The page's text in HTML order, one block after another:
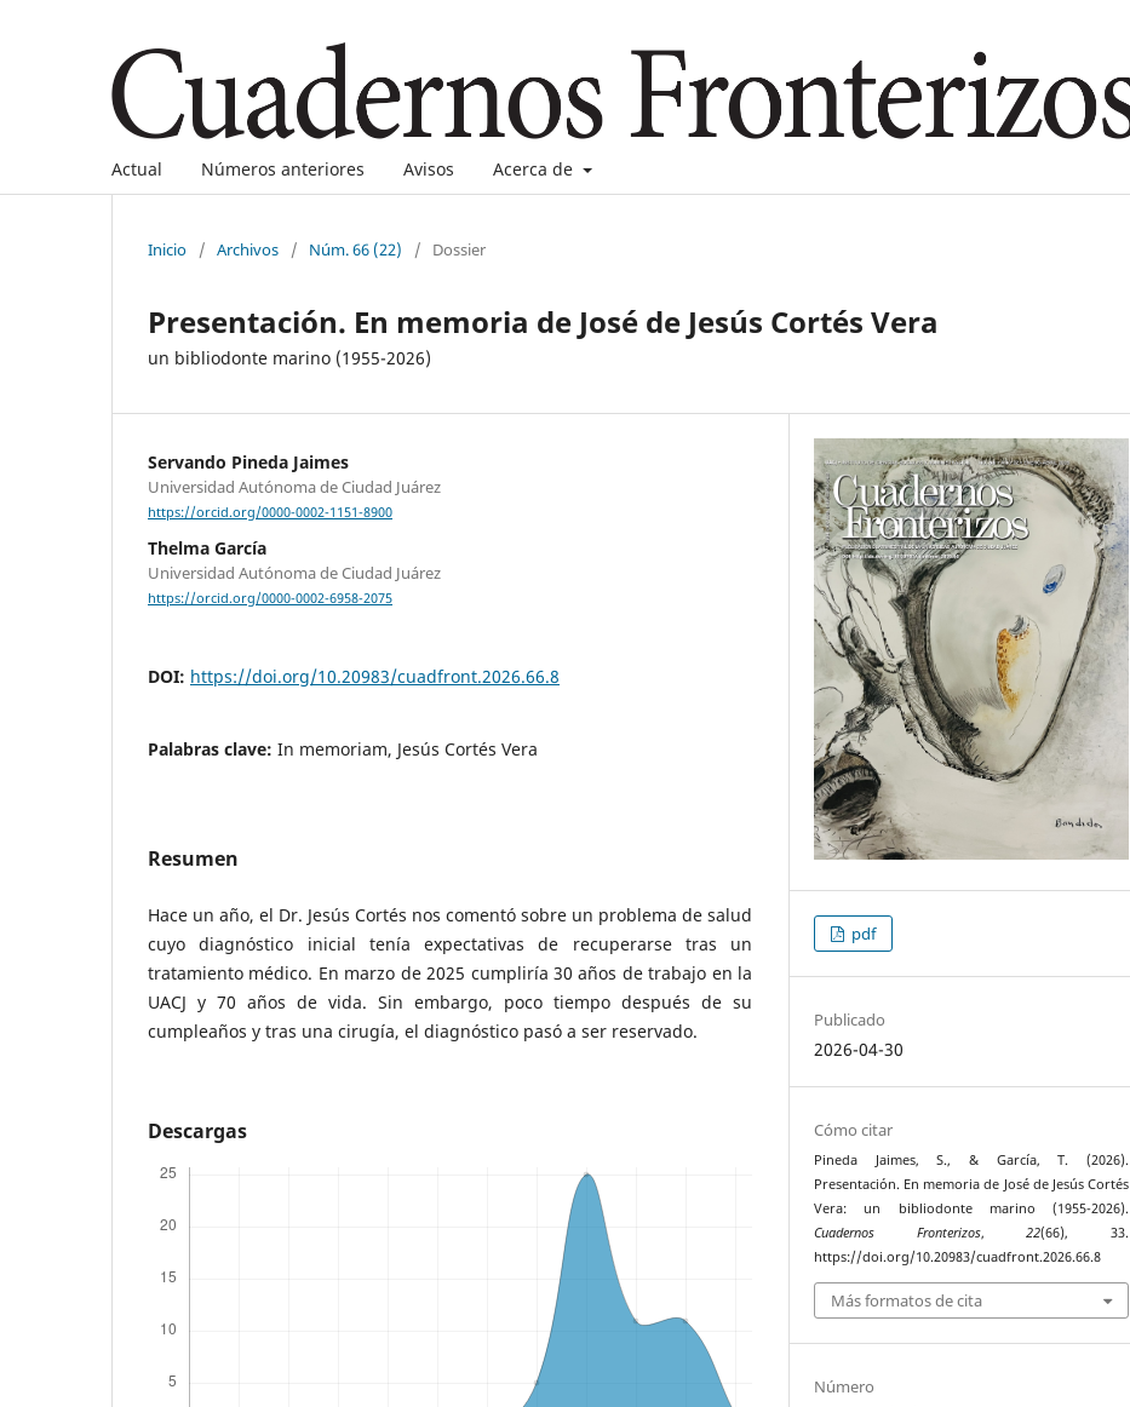
Actual Números anteriores Avisos Acerca de
Inicio / Archivos / Núm. 66 (22) / Dossier
Presentación. En memoria de José de Jesús Cortés Vera
un bibliodonte marino (1955-2026)
Servando Pineda Jaimes
Universidad Autónoma de Ciudad Juárez
https://orcid.org/0000-0002-1151-8900
Thelma García
Universidad Autónoma de Ciudad Juárez
https://orcid.org/0000-0002-6958-2075
DOI: https://doi.org/10.20983/cuadfront.2026.66.8
Palabras clave: In memoriam, Jesús Cortés Vera
Resumen
Hace un año, el Dr. Jesús Cortés nos comentó sobre un problema de salud
cuyo diagnóstico inicial tenía expectativas de recuperarse tras un
tratamiento médico. En marzo de 2025 cumpliría 30 años de trabajo en la
UACJ y 70 años de vida. Sin embargo, poco tiempo después de su
cumpleaños y tras una cirugía, el diagnóstico pasó a ser reservado.
Descargas
pdf
Publicado
2026-04-30
Cómo citar
Pineda Jaimes, S., & García, T. (2026).
Presentación. En memoria de José de Jesús Cortés
Vera: un bibliodonte marino (1955-2026).
Cuadernos Fronterizos,22(66), 33.
https://doi.org/10.20983/cuadfront.2026.66.8
Más formatos de cita
Número